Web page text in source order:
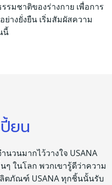
มชาติของร่างกาย เพื่อการ
างยั่งยืน เริ่มสัมผัสความ
นี้
ยน
วนมากไว้วางใจ USANA
ในโลก พวกเขารู้ดีว่าความ
ตภัณฑ์ USANA ทุกชิ้นนั้นรับ